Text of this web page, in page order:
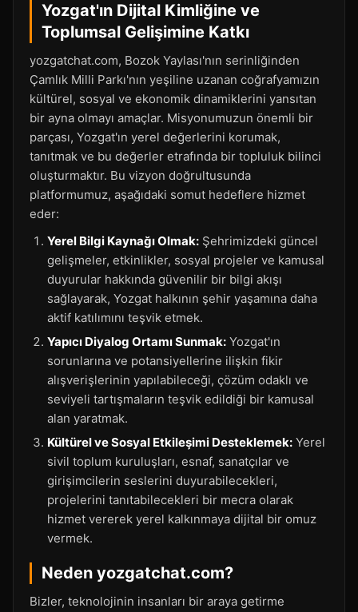
Yozgat'ın Dijital Kimliğine ve
Toplumsal Gelişimine Katkı
yozgatchat.com, Bozok Yaylası'nın serinliğinden
Çamlık Milli Parkı'nın yeşiline uzanan coğrafyamızın
kültürel, sosyal ve ekonomik dinamiklerini yansıtan
bir ayna olmayı amaçlar. Misyonumuzun önemli bir
parçası, Yozgat'ın yerel değerlerini korumak,
tanıtmak ve bu değerler etrafında bir topluluk bilinci
oluşturmaktır. Bu vizyon doğrultusunda
platformumuz, aşağıdaki somut hedeflere hizmet
eder:
Yerel Bilgi Kaynağı Olmak: Şehrimizdeki güncel
gelişmeler, etkinlikler, sosyal projeler ve kamusal
duyurular hakkında güvenilir bir bilgi akışı
sağlayarak, Yozgat halkının şehir yaşamına daha
aktif katılımını teşvik etmek.
Yapıcı Diyalog Ortamı Sunmak: Yozgat'ın
sorunlarına ve potansiyellerine ilişkin fikir
alışverişlerinin yapılabileceği, çözüm odaklı ve
seviyeli tartışmaların teşvik edildiği bir kamusal
alan yaratmak.
Kültürel ve Sosyal Etkileşimi Desteklemek: Yerel
sivil toplum kuruluşları, esnaf, sanatçılar ve
girişimcilerin seslerini duyurabilecekleri,
projelerini tanıtabilecekleri bir mecra olarak
hizmet vererek yerel kalkınmaya dijital bir omuz
vermek.
Neden yozgatchat.com?
Bizler, teknolojinin insanları bir araya getirme